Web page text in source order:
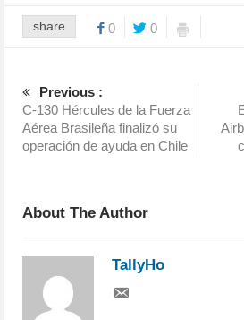
share 0 0
Previous :
C-130 Hércules de la Fuerza
Aérea Brasileña finalizó su
operación de ayuda en Chile
About The Author
TallyHo